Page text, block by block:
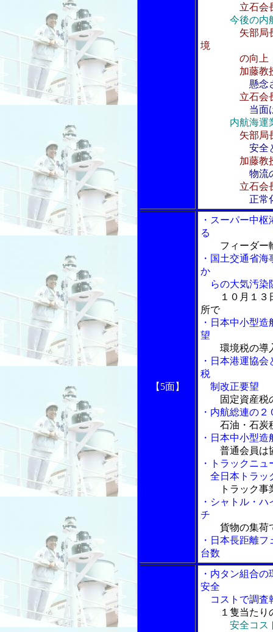
立石会長、
今後の内
矢部局
境
の向上
加藤教授、
懸念
立石会
当面
内航海運
矢部局
安全
加藤教
物流
立石会
正常
【5面】
・スーパー中
る
フィーダー
・国土交通省
か
らの大気汚染
１０月１
所で
・日本中小型
望
環境税の導
・日本港運協
税
制改正要望
固定資産税
・内航総連の
石油・石炭
・日本中小型
普通会員は
・トラックニュ
全日本トラッ
トラック
・シャトル・
チ
貨物の集荷
・日本長距離
台数
・内タン組合
安全
コストで調査
１隻当た
安全コス